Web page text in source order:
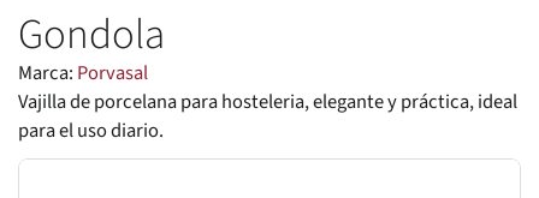
Gondola
Marca: Porvasal
Vajilla de porcelana para hosteleria, elegante y práctica, ideal
para el uso diario.